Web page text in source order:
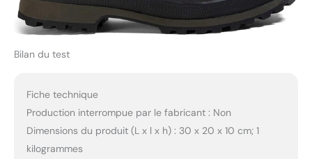
Bilan du test
Fiche technique
Production interrompue par le fabricant : Non
Dimensions du produit (L x l x h) : 30 x 20 x 10 cm; 1
kilogrammes